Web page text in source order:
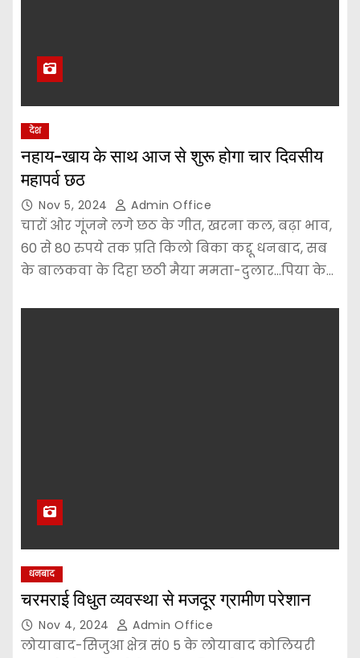
देश
नहाय-खाय के साथ आज से शुरू होगा चार दिवसीय
महापर्व छठ
Nov 5, 2024 Admin Office
चारों ओर गूंजने लगे छठ के गीत, खरना कल, बढ़ा भाव,
60 से 80 रुपये तक प्रति किलो बिका कद्दू धनबाद, सब
के बालकवा के दिहा छठी मैया ममता-दुलार…पिया के…
धनबाद
चरमराई विधुत व्यवस्था से मजदूर ग्रामीण परेशान
Nov 4, 2024 Admin Office
लोयाबाद-सिजुआ क्षेत्र सं० 5 के लोयाबाद कोलियरी